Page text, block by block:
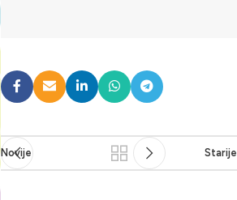
Novije Starije